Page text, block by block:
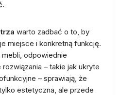
warto zadbać o to, by
miejsce i konkretną funkcję.
odpowiednie
– takie jak ukryte
– sprawiają, że
estetyczna, ale przede